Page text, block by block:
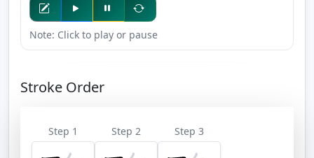
Note: Click to play or pause
Stroke Order
Step 1 Step 2 Step 3